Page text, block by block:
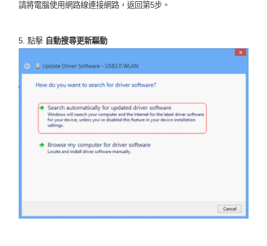
請將電腦使用網路線連接網路，返回第5步。
5. 點擊 自動搜尋更新驅動